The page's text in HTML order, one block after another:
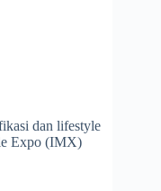
dan lifestyle
Expo (IMX)